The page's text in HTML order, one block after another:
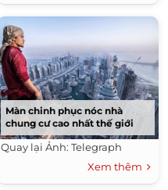
Màn chinh phục nóc nhà
chung cư cao nhất thế giới
Quay lại Ảnh: Telegraph
Xem thêm